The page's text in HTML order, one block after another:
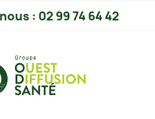
: 02 99 74 64 42